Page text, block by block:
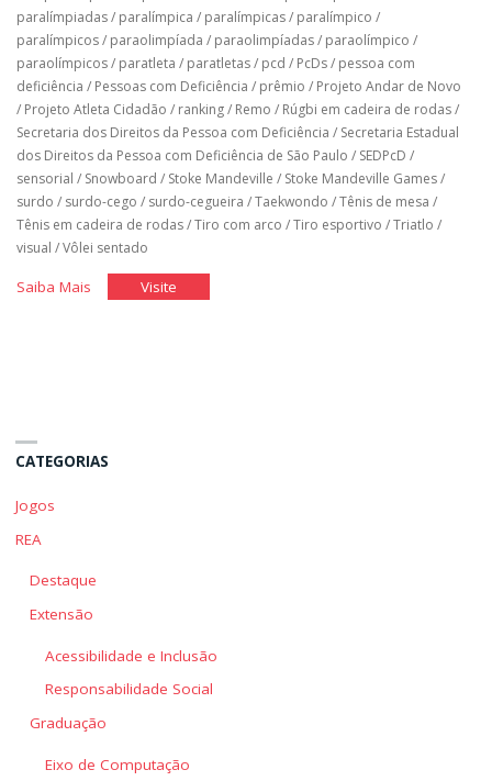
paralímpiadas/ paralímpica / paralímpicas/ paralímpico /
paralímpicos/ paraolimpíada / paraolimpíadas/ paraolímpico /
paraolímpicos/ paratleta / paratletas/ pcd / PcDs/ pessoa com
deficiência / Pessoas com Deficiência / prêmio / Projeto Andar de Novo
/ Projeto Atleta Cidadão / ranking/ Remo / Rúgbi em cadeira de rodas/
Secretaria dos Direitos da Pessoa com Deficiência / Secretaria Estadual
dos Direitos da Pessoa com Deficiência de São Paulo / SEDPcD /
sensorial / Snowboard / Stoke Mandeville / Stoke Mandeville Games/
surdo / surdo-cego / surdo-cegueira /Taekwondo /Tênis de mesa /
Tênis em cadeira de rodas/Tiro com arco /Tiro esportivo /Triatlo /
visual /Vôlei sentado
Saiba Mais"HistóriaVisite"História
CATEGORIAS
Jogos
REA
Destaque
Extensão
Acessibilidade e Inclusão
Responsabilidade Social
Graduação
Eixo de Computação